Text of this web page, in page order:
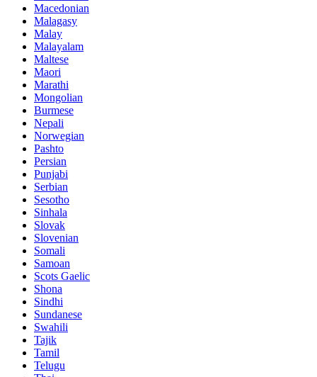
Macedonian
Malagasy
Malay
Malayalam
Maltese
Maori
Marathi
Mongolian
Burmese
Nepali
Norwegian
Pashto
Persian
Punjabi
Serbian
Sesotho
Sinhala
Slovak
Slovenian
Somali
Samoan
Scots Gaelic
Shona
Sindhi
Sundanese
Swahili
Tajik
Tamil
Telugu